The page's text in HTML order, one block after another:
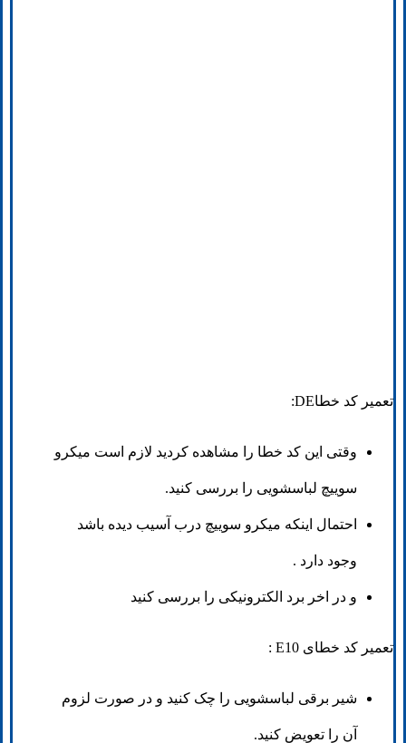
تعمیر کد خطاDE:
وقتی این کد خطا را مشاهده کردید لازم است میکرو
سوییچ لباسشویی را بررسی کنید.
احتمال اینکه میکرو سوییچ درب آسیب دیده باشد
وجود دارد .
و در اخر برد الکترونیکی را بررسی کنید
تعمیر کد خطای E10 :
شیر برقی لباسشویی را چک کنید و در صورت لزوم
آن را تعویض کنید.